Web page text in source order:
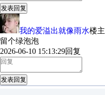
发表回复
我的爱溢出就像雨水楼主
留个绿泡泡
2026-06-10 15:13:29回复
发表回复